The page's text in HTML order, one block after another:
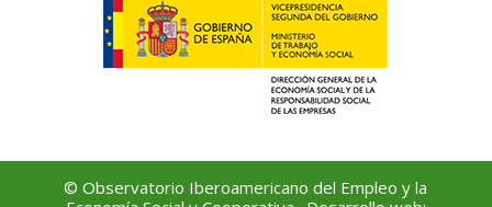
© Observatorio Iberoamericano del Empleo y la